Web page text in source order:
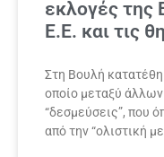
εκλογές της
Ε.Ε. και τις
Στη Βουλή
οποίο μεταξύ
“δεσμεύσεις”, που
από την “ολιστική